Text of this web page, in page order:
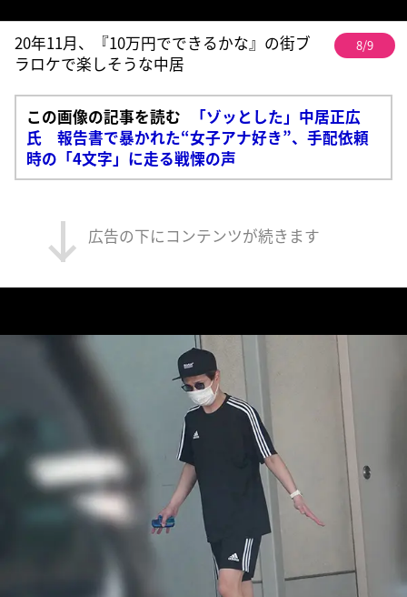
20年11月、『10万円でできるかな』の街ブ
ラロケで楽しそうな中居
8/9
この画像の記事を読む
「ゾッとした」中居正広
氏 報告書で暴かれた“女子アナ好き”、手配依頼
時の「4文字」に走る戦慄の声
広告の下にコンテンツが続きます